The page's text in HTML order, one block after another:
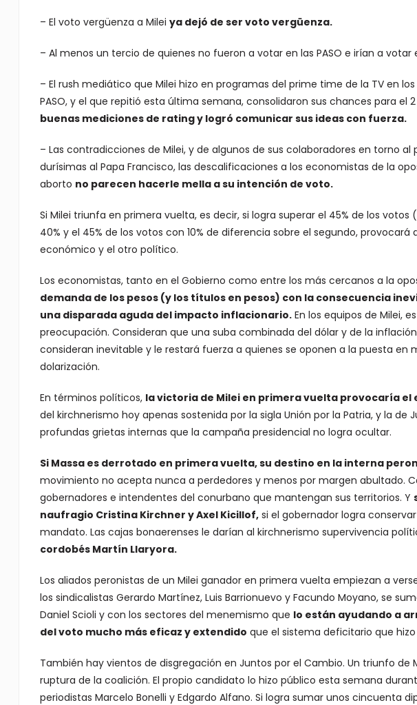
– El voto vergüenza a Milei ya dejó de ser voto vergüenza.
– Al menos un tercio de quienes no fueron a votar en las PASO e irían a votar
– El rush mediático que Milei hizo en programas del prime time de la TV en
PASO, y el que repitió esta última semana, consolidaron sus chances para el
buenas mediciones de rating y logró comunicar sus ideas con fuerza.
– Las contradicciones de Milei, y de algunos de sus colaboradores en torno
durísimas al Papa Francisco, las descalificaciones a los economistas de la
aborto no parecen hacerle mella a su intención de voto.
Si Milei triunfa en primera vuelta, es decir, si logra superar el 45% de los
40% y el 45% de los votos con 10% de diferencia sobre el segundo,
económico y el otro político.
Los economistas, tanto en el Gobierno como entre los más cercanos a la
demanda de los pesos (y los títulos en pesos) con la consecuencia
una disparada aguda del impacto inflacionario.En los equipos de Milei,
preocupación. Consideran que una suba combinada del dólar y de la
consideran inevitable y le restará fuerza a quienes se oponen a la puesta en
dolarización.
En términos políticos, la victoria de Milei en primera vuelta provocaría el
del kirchnerismo hoy apenas sostenida por la sigla Unión por la Patria, y la
profundas grietas internas que la campaña presidencial no logra ocultar.
Si Massa es derrotado en primera vuelta, su destino en la interna
movimiento no acepta nunca a perdedores y menos por margen abultado.
gobernadores e intendentes del conurbano que mantengan sus territorios. Y
naufragio Cristina Kirchner y Axel Kicillof,si el gobernador logra
mandato. Las cajas bonaerenses le darían al kirchnerismo supervivencia
cordobés Martín Llaryora.
Los aliados peronistas de un Milei ganador en primera vuelta empiezan a
los sindicalistas Gerardo Martínez, Luis Barrionuevo y Facundo Moyano, se
Daniel Scioli y con los sectores del menemismo que lo están ayudando a
del voto mucho más eficaz y extendido que el sistema deficitario que hizo
También hay vientos de disgregación en Juntos por el Cambio. Un triunfo de
ruptura de la coalición. El propio candidato lo hizo público esta semana
periodistas Marcelo Bonelli y Edgardo Alfano. Si logra sumar unos cincuenta